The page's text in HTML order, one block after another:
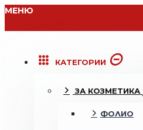
МЕНЮ
КАТЕГОРИИ
ЗА КОЗМЕТИКА
ФОЛИО